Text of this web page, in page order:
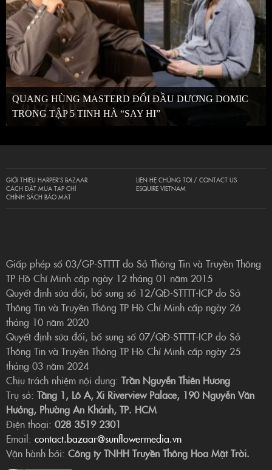
QUANG HÙNG MASTERD ĐỐI ĐẦU DƯƠNG DOMIC
TRONG TẬP 5 TINH HÀ “SAY HI”
GIỚI THIỆU HARPER’S BAZAAR
CÁCH ĐẶT MUA TẠP CHÍ
CHÍNH SÁCH BẢO MẬT
LIÊN HỆ CHÚNG TÔI / CONTACT US
ESQUIRE VIETNAM
Giấp phép số 03/GP-STTTT do Sở Thông Tin và Truyền Thông
TP Hồ Chí Minh cấp ngày 12 tháng 01 năm 2015
Quyết định sửa đổi, bổ sung số 12/QĐ-STTTT-ICP do Sở
Thông Tin và Truyền Thông TP Hồ Chí Minh cấp ngày 26
tháng 10 năm 2020
Quyết định sửa đổi, bổ sung số 07/QĐ-STTTT-ICP do Sở
Thông Tin và Truyền Thông TP Hồ Chí Minh cấp ngày 25
tháng 03 năm 2024
Chịu trách nhiệm nội dung: Trần Nguyễn Thiên Hương
Trụ sở: Tầng 1, Lô A, Xi Riverview Palace, 190 Nguyễn Văn
Hưởng, Phường An Khánh, TP. HCM
Điện thoại: 028 3519 2301
Email: contact.bazaar@sunflowermedia.vn
Vận hành bởi: Công ty TNHH Truyền Thông Hoa Mặt Trời.